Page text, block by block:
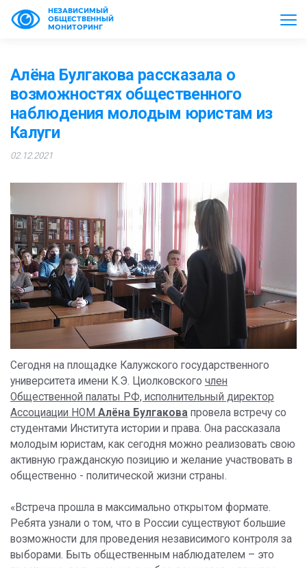
НЕЗАВИСИМЫЙ
ОБЩЕСТВЕННЫЙ
МОНИТОРИНГ
Алёна Булгакова рассказала о
возможностях общественного
наблюдения молодым юристам из
Калуги
02.12.2021
Сегодня на площадке Калужского государственного
университета имени К.Э. Циолковского член
Общественной палаты РФ, исполнительный директор
Ассоциации НОМ Алёна Булгакова провела встречу со
студентами Института истории и права. Она рассказала
молодым юристам, как сегодня можно реализовать свою
активную гражданскую позицию и желание участвовать в
общественно - политической жизни страны.
«Встреча прошла в максимально открытом формате.
Ребята узнали о том, что в России существуют большие
возможности для проведения независимого контроля за
выборами. Быть общественным наблюдателем – это